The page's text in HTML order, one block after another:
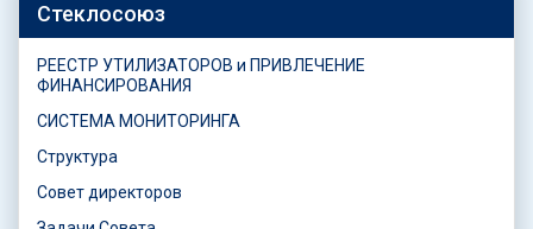
Стеклосоюз
РЕЕСТР УТИЛИЗАТОРОВ и ПРИВЛЕЧЕНИЕ
ФИНАНСИРОВАНИЯ
СИСТЕМА МОНИТОРИНГА
Структура
Совет директоров